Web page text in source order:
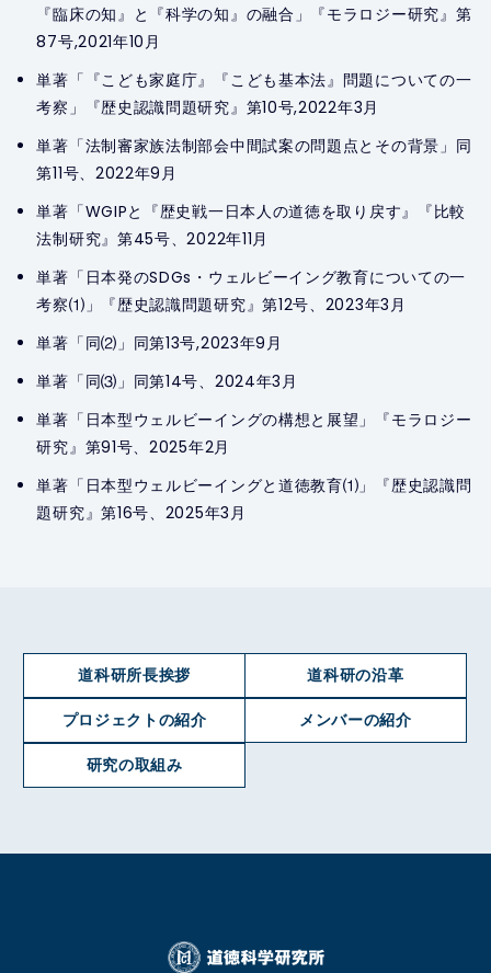
『臨床の知』と『科学の知』の融合」『モラロジー研究』第
87号,2021年10月
単著「『こども家庭庁』『こども基本法』問題についての一
考察」『歴史認識問題研究』第10号,2022年3月
単著「法制審家族法制部会中間試案の問題点とその背景」同
第11号、2022年9月
単著「WGIPと『歴史戦一日本人の道徳を取り戻す』『比較
法制研究』第45号、2022年11月
単著「日本発のSDGs・ウェルビーイング教育についての一
考察⑴」『歴史認識問題研究』第12号、2023年3月
単著「同⑵」同第13号,2023年9月
単著「同⑶」同第14号、2024年3月
単著「日本型ウェルビーイングの構想と展望」『モラロジー
研究』第91号、2025年2月
単著「日本型ウェルビーイングと道徳教育⑴」『歴史認識問
題研究』第16号、2025年3月
道科研所長挨拶 道科研の沿革
プロジェクトの紹介 メンバーの紹介
研究の取組み